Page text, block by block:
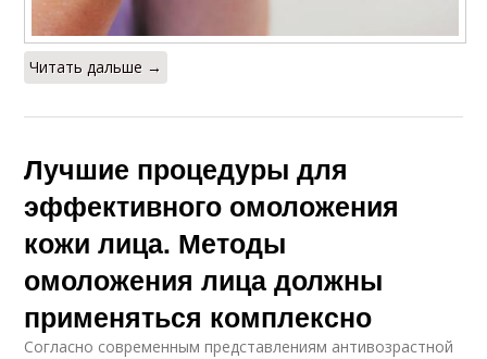
Читать дальше →
Лучшие процедуры для
эффективного омоложения
кожи лица. Методы
омоложения лица должны
применяться комплексно
Согласно современным представлениям антивозрастной